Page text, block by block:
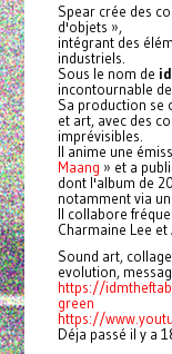
Spear crée des
d'objets »,
intégrant des
industriels.
Sous le nom de
incontournable
Sa production se
et art, avec des
imprévisibles.
Il anime une
Maang » et a
dont l'album de
notamment via
Il collabore
Charmaine Lee et
Sound art,
evolution,
https://
green
https://
Déja passé il y a